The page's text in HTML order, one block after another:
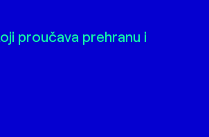
proučava prehranu i